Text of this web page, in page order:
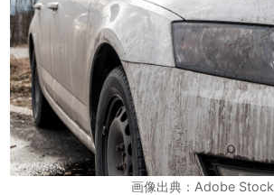
画像出典：Adobe Stock